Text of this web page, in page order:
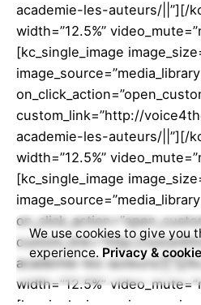
academie-les-auteurs/||”][/
width=”12.5%”
[kc_single_image
custom_link=”http://
academie-les-auteurs/||”][/
width=”12.5%”
[kc_single_image
custom_link=”http://
academie-les-auteurs/||”][/
width=”12.5%”
We use cookies to give you
experience. Privacy &